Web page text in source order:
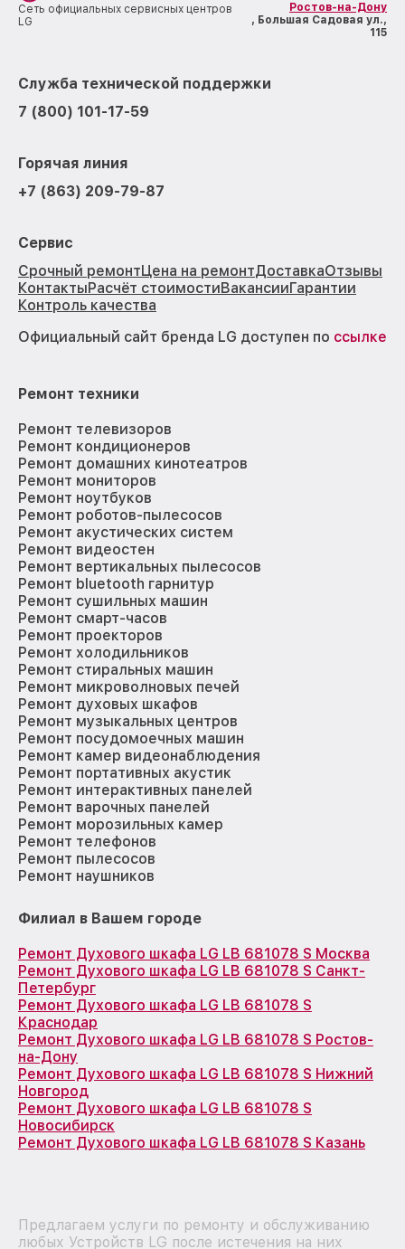
Сеть официальных сервисных центров
LG
Ростов-на-Дону
, Большая Садовая ул.,
115
Служба технической поддержки
7 (800) 101-17-59
Горячая линия
+7 (863) 209-79-87
Сервис
Срочный ремонтЦена на ремонтДоставкаОтзывы
КонтактыРасчёт стоимостиВакансииГарантии
Контроль качества
Официальный сайт бренда LG доступен по ссылке
Ремонт техники
Ремонт телевизоров
Ремонт кондиционеров
Ремонт домашних кинотеатров
Ремонт мониторов
Ремонт ноутбуков
Ремонт роботов-пылесосов
Ремонт акустических систем
Ремонт видеостен
Ремонт вертикальных пылесосов
Ремонт bluetooth гарнитур
Ремонт сушильных машин
Ремонт смарт-часов
Ремонт проекторов
Ремонт холодильников
Ремонт стиральных машин
Ремонт микроволновых печей
Ремонт духовых шкафов
Ремонт музыкальных центров
Ремонт посудомоечных машин
Ремонт камер видеонаблюдения
Ремонт портативных акустик
Ремонт интерактивных панелей
Ремонт варочных панелей
Ремонт морозильных камер
Ремонт телефонов
Ремонт пылесосов
Ремонт наушников
Филиал в Вашем городе
Ремонт Духового шкафа LG LB 681078 S Москва
Ремонт Духового шкафа LG LB 681078 S Санкт-
Петербург
Ремонт Духового шкафа LG LB 681078 S
Краснодар
Ремонт Духового шкафа LG LB 681078 S Ростов-
на-Дону
Ремонт Духового шкафа LG LB 681078 S Нижний
Новгород
Ремонт Духового шкафа LG LB 681078 S
Новосибирск
Ремонт Духового шкафа LG LB 681078 S Казань
Предлагаем услуги по ремонту и обслуживанию
любых Устройств LG после истечения на них